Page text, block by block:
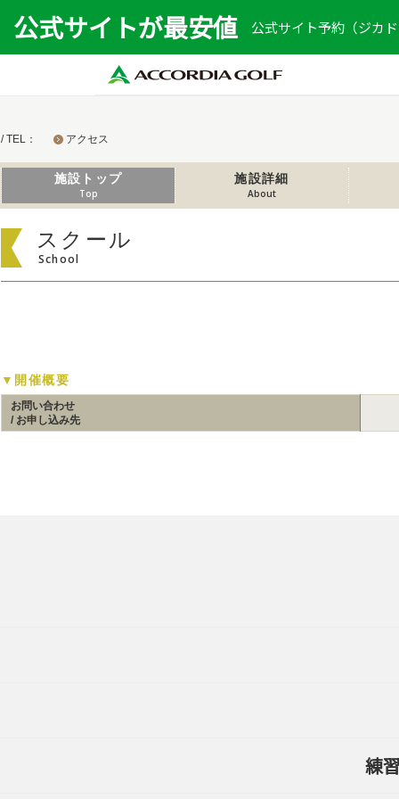
公式サイトが最安値 公式サイト予約（ジカ
/ TEL： アクセス
施設トップ
Top
施設詳細
About
スクール
School
▼開催概要
お問い合わせ
/ お申し込み先
練